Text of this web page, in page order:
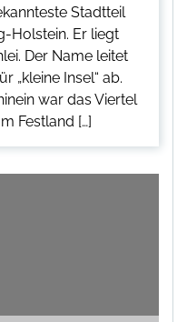
Stadtteil
Holstein. Er liegt
Der Name leitet
„kleine Insel“ ab.
war das Viertel
Festland […]